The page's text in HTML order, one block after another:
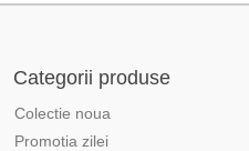
Categorii produse
Colectie noua
Promotia zilei